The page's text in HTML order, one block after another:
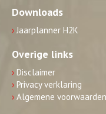
Downloads
› Jaarplanner H2K
Overige links
› Disclaimer
› Privacy verklaring
› Algemene voorwaarden